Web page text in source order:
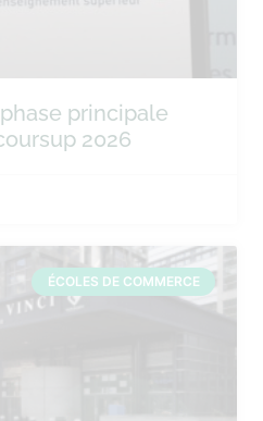
principale
2026
ÉCOLES DE COMMERCE